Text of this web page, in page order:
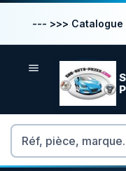
--- >>>

Rechercher